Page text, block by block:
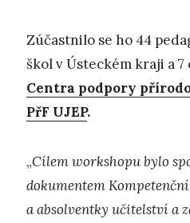
Zúčastnilo se ho 44
škol v Ústeckém kraji a
Centra podpory
PřF UJEP.
„Cílem workshopu bylo
dokumentem
a absolventky učitelství a